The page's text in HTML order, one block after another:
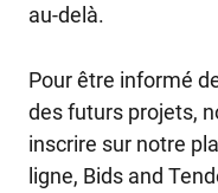
au-delà.
Pour être informé
des futurs projets,
inscrire sur notre
ligne, Bids and